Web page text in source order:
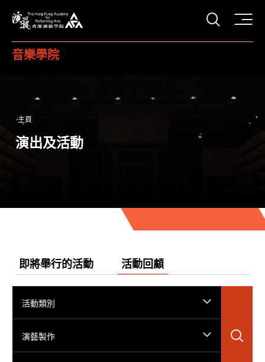
打開
音樂學院
主頁
演出及活動
即將舉行的活動 活動回顧
活動類別
演藝製作